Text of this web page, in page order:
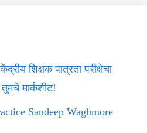
शिक्षक पात्रता परीक्षेचा
मार्कशीट!
Sandeep Waghmore